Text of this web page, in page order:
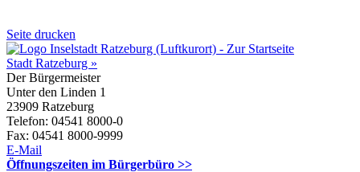
Seite drucken
Stadt Ratzeburg »
Der Bürgermeister
Unter den Linden 1
23909 Ratzeburg
Telefon: 04541 8000-0
Fax: 04541 8000-9999
E-Mail
Öffnungszeiten im Bürgerbüro >>